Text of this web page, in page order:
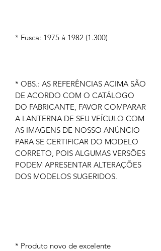
* Fusca: 1975 à 1982 (1.300)
* OBS.: AS REFERÊNCIAS ACIMA SÃO
DE ACORDO COM O CATÁLOGO
DO FABRICANTE, FAVOR COMPARAR
A LANTERNA DE SEU VEÍCULO COM
AS IMAGENS DE NOSSO ANÚNCIO
PARA SE CERTIFICAR DO MODELO
CORRETO, POIS ALGUMAS VERSÕES
PODEM APRESENTAR ALTERAÇÕES
DOS MODELOS SUGERIDOS.
* Produto novo de excelente